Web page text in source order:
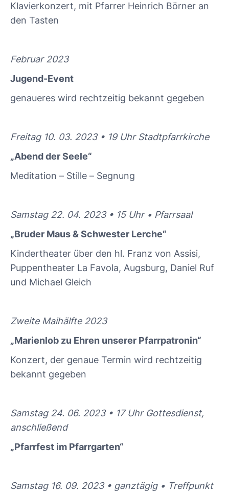
Klavierkonzert, mit Pfarrer Heinrich Börner an
den Tasten
Februar 2023
Jugend-Event
genaueres wird rechtzeitig bekannt gegeben
Freitag 10. 03. 2023 • 19 Uhr Stadtpfarrkirche
„Abend der Seele“
Meditation – Stille – Segnung
Samstag 22. 04. 2023 • 15 Uhr • Pfarrsaal
„Bruder Maus & Schwester Lerche“
Kindertheater über den hl. Franz von Assisi,
Puppentheater La Favola, Augsburg, Daniel Ruf
und Michael Gleich
Zweite Maihälfte 2023
„Marienlob zu Ehren unserer Pfarrpatronin“
Konzert, der genaue Termin wird rechtzeitig
bekannt gegeben
Samstag 24. 06. 2023 • 17 Uhr Gottesdienst,
anschließend
„Pfarrfest im Pfarrgarten“
Samstag 16. 09. 2023 • ganztägig • Treffpunkt